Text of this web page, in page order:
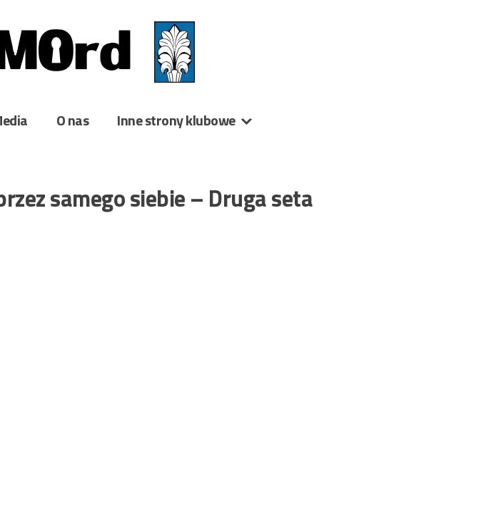
O nas Inne strony klubowe
samego siebie – Druga seta